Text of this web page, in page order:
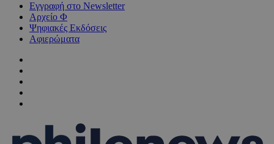
Εγγραφή στο Newsletter
Αρχείο Φ
Ψηφιακές Εκδόσεις
Αφιερώματα